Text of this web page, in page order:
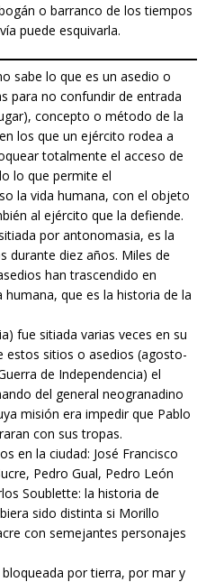
o barranco de los tiempos
puede esquivarla.
sabe lo que es un asedio o
para no confundir de entrada
concepto o método de la
los que un ejército rodea a
totalmente el acceso de
lo que permite el
la vida humana, con el objeto
al ejército que la defiende.
por antonomasia, es la
durante diez años. Miles de
han trascendido en
que es la historia de la
fue sitiada varias veces en su
estos sitios o asedios (agosto-
de Independencia) el
del general neogranadino
misión era impedir que Pablo
con sus tropas.
en la ciudad: José Francisco
Pedro Gual, Pedro León
Soublette: la historia de
sido distinta si Morillo
con semejantes personajes
por tierra, por mar y